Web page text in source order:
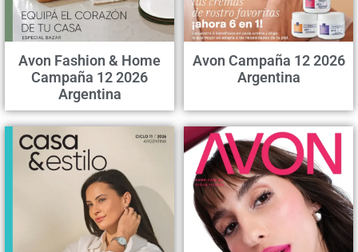
Avon Fashion & Home
Campaña 12 2026
Argentina
Avon Campaña 12 2026
Argentina